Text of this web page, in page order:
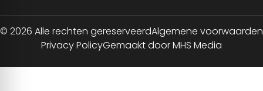
© 2026 Alle rechten gereserveerdAlgemene voorwaarden
Privacy PolicyGemaakt door MHS Media